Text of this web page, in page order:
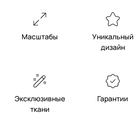
Масштабы
Уникальный
дизайн
Эксклюзивные
ткани
Гарантии